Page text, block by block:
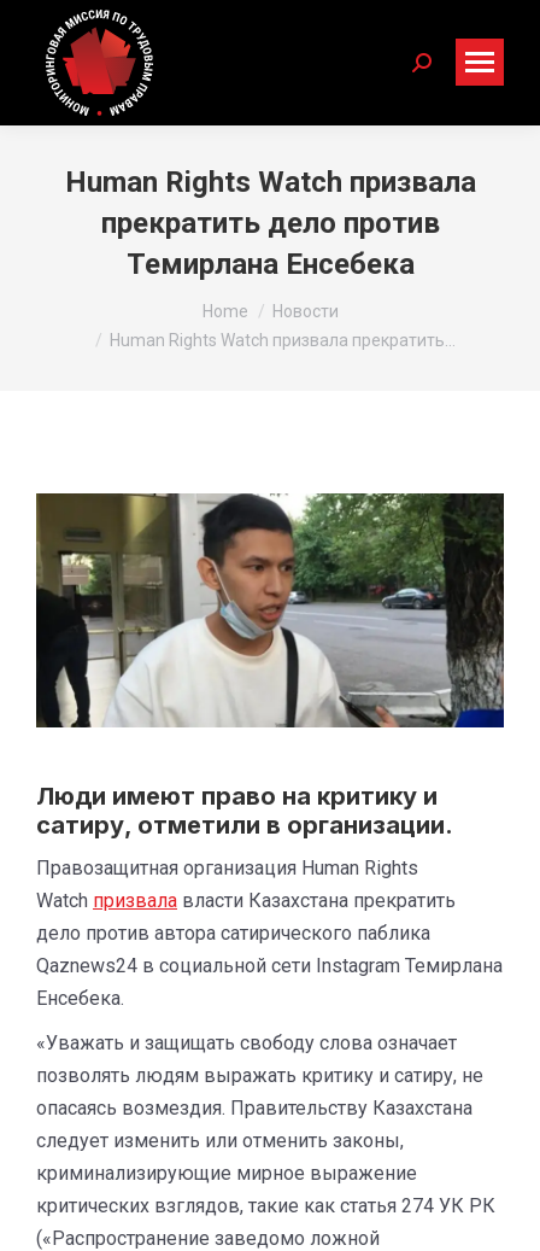
Search:
Human Rights Watch призвала
прекратить дело против
Темирлана Енсебека
Home
Новости
Human Rights Watch призвала прекратить…
Люди имеют право на критику и
сатиру, отметили в организации.
Правозащитная организация Human Rights
Watch призвала власти Казахстана прекратить
дело против автора сатирического паблика
Qaznews24 в социальной сети Instagram Темирлана
Енсебека.
«Уважать и защищать свободу слова означает
позволять людям выражать критику и сатиру, не
опасаясь возмездия. Правительству Казахстана
следует изменить или отменить законы,
криминализирующие мирное выражение
критических взглядов, такие как статья 274 УК РК
(«Распространение заведомо ложной